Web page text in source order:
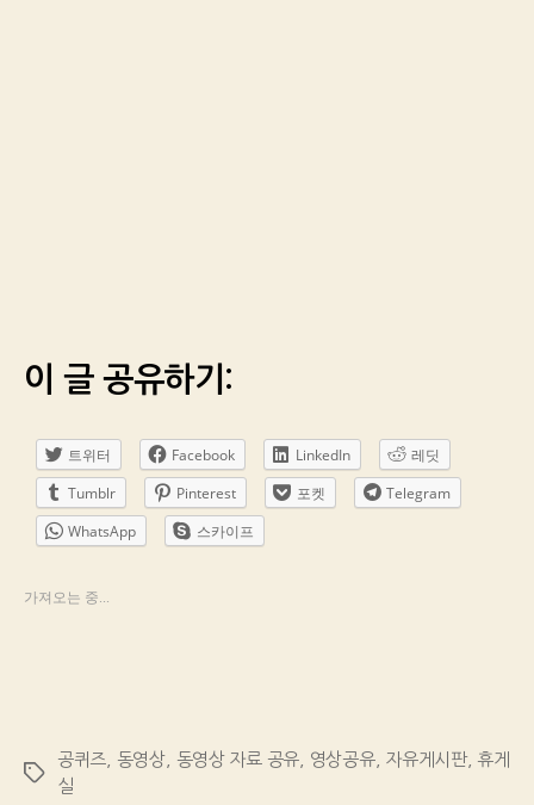
이 글 공유하기:
트위터 Facebook LinkedIn
레딧
Tumblr
Pinterest 포켓
Telegram
WhatsApp
스카이프
가져오는 중...
Tags
공퀴즈 동영상 동영상 자료 공유 영상공유, 자유게시판, 휴게
실